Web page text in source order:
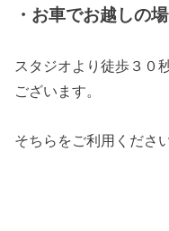
・お車でお越しの
スタジオより徒歩３０
ございます。
そちらをご利用ください